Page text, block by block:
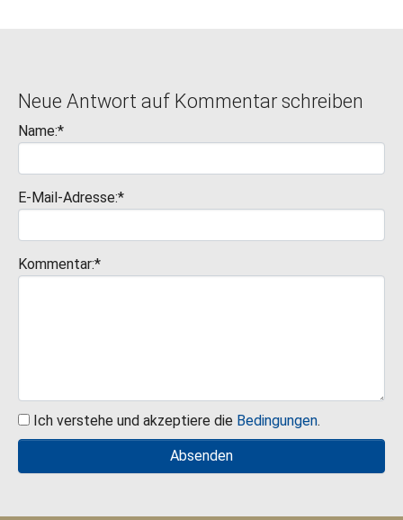
Neue Antwort auf Kommentar schreiben
Name:*
E-Mail-Adresse:*
Kommentar:*
Ich verstehe und akzeptiere die Bedingungen.